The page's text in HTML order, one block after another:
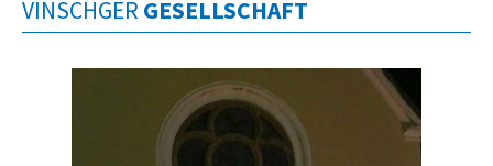
VINSCHGER GESELLSCHAFT